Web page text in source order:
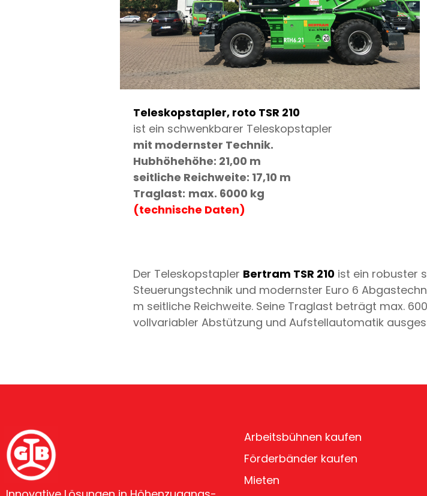
Teleskopstapler, roto TSR 210
ist ein schwenkbarer Teleskopstapler
mit modernster Technik.
Hubhöhehöhe: 21,00 m
seitliche Reichweite: 17,10 m
Traglast: max. 6000 kg
(technische Daten)
Der Teleskopstapler Bertram TSR 210 ist ein robuster
Steuerungstechnik und modernster Euro 6
m seitliche Reichweite. Seine Traglast beträgt max.
vollvariabler Abstützung und Aufstellautomatik
Arbeitsbühnen kaufen
Förderbänder kaufen
Mieten